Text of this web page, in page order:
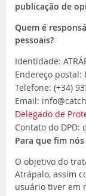
publicação de
Quem é
pessoais?
Identidade:
Endereço postal:
Telefone: (+34)
Email:
Delegado de
Contato do DPD:
Para que fim
O objetivo do
Atrápalo, assim
usuário tiver em